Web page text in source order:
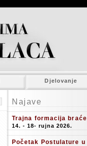
Djelovanje
Najave
Trajna formacija braće
14. - 18- rujna 2026.
Početak Postulature u